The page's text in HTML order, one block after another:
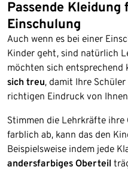
Passende
Einschulung
Auch wenn es bei einer
Kinder geht, sind natürlich
möchten sich entsprechend
sich treu, damit Ihre
richtigen Eindruck von
Stimmen die Lehrkräfte ihre
farblich ab, kann das den
Beispielsweise indem jede
andersfarbiges Oberteil